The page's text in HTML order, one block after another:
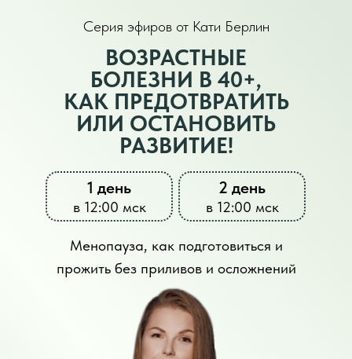
2 день
ВОЗРАСТНЫЕ
БОЛЕЗНИ В 40+,
КАК ПРЕДОТВРАТИТЬ
ИЛИ ОСТАНОВИТЬ
РАЗВИТИЕ!
Серия эфиров от Кати Берлин
в 12:00 мск
1 день
в 12:00 мск
Менопауза, как подготовиться и
прожить без приливов и осложнений